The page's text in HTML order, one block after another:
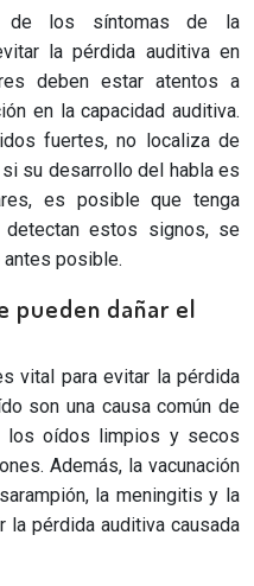
de los síntomas de la
la pérdida auditiva en
deben estar atentos a
en la capacidad auditiva.
fuertes, no localiza de
su desarrollo del habla es
es posible que tenga
estos signos, se
posible.
pueden dañar el
vital para evitar la pérdida
son una causa común de
los oídos limpios y secos
Además, la vacunación
la meningitis y la
la pérdida auditiva causada